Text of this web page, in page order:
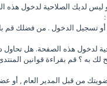
لديك الصلاحية لدخول هذه
تسجيل الدخول . من فضلك قم
لدخول هذه الصفحة. هل
لك به ؟ قم بقراءة قوانين
من قبل المدير العام , أو